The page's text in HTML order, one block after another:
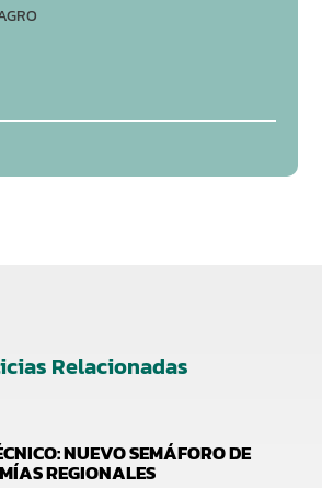
Relacionadas
NUEVO SEMÁFORO DE
REGIONALES